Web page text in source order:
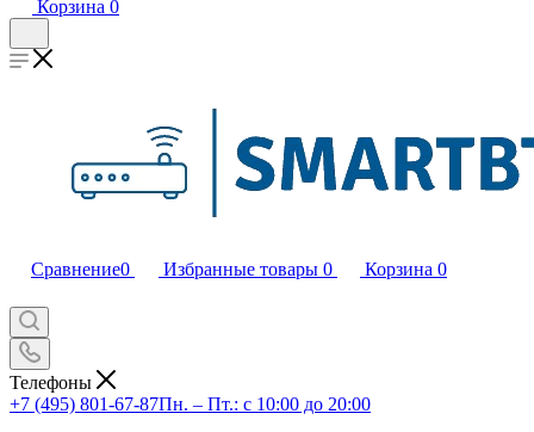
Корзина 0
Сравнение0 Избранные товары 0 Корзина 0
Телефоны
+7 (495) 801-67-87Пн. – Пт.: с 10:00 до 20:00